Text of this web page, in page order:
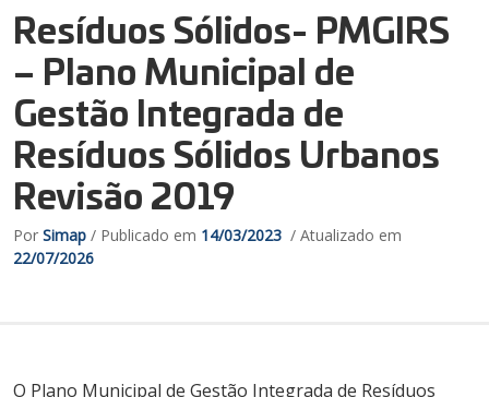
Resíduos Sólidos- PMGIRS
– Plano Municipal de
Gestão Integrada de
Resíduos Sólidos Urbanos
Revisão 2019
Por Simap / Publicado em 14/03/2023 / Atualizado em
22/07/2026
O Plano Municipal de Gestão Integrada de Resíduos